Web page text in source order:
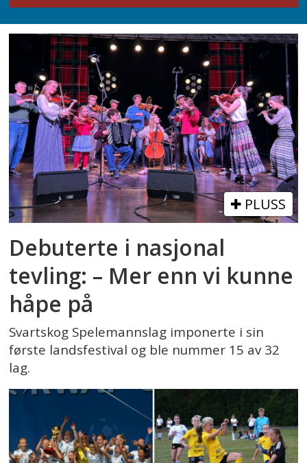
PLUSS
Debuterte i nasjonal
tevling: – Mer enn vi kunne
håpe på
Svartskog Spelemannslag imponerte i sin
første landsfestival og ble nummer 15 av 32
lag.